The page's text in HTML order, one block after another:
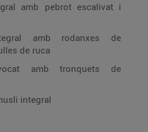
amb pebrot escalivat i
amb rodanxes de
de ruca
amb tronquets de
integral